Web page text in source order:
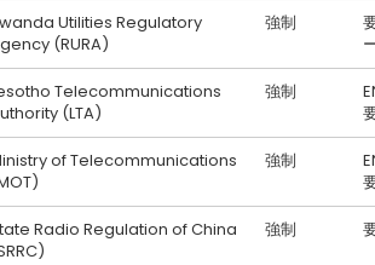
Utilities Regulatory
(RURA)
強制
Telecommunications
(LTA)
強制
of Telecommunications
強制
Radio Regulation of China
強制